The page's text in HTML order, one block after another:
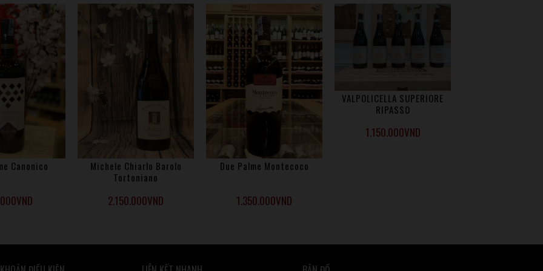
Canonico
VND
Michele Chiarlo Barolo
Tortoniano
2.150.000VND
Due Palme Montecoco
1.350.000VND
VALPOLICELLA SUPERIORE
RIPASSO
1.150.000VND